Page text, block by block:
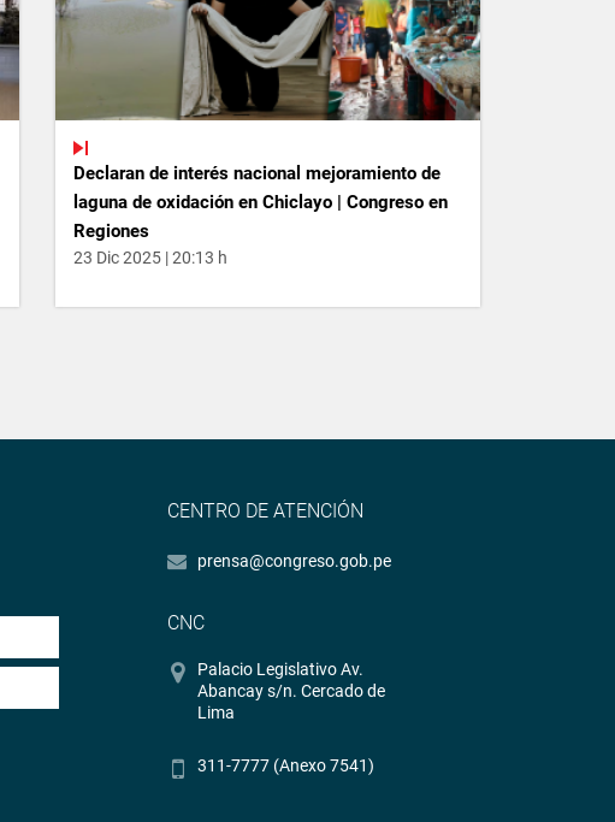
Declaran de interés nacional mejoramiento de
laguna de oxidación en Chiclayo | Congreso en
Regiones
23 Dic 2025 | 20:13 h
CENTRO DE ATENCIÓN
prensa@congreso.gob.pe
CNC
Palacio Legislativo Av.
Abancay s/n. Cercado de
Lima
311-7777 (Anexo 7541)